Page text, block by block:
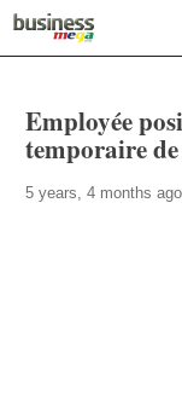
Employée
temporaire
5 years, 4 months